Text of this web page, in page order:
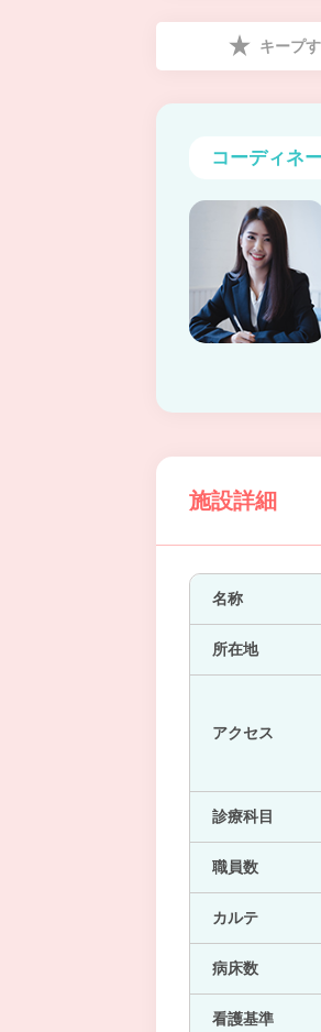
キープ
コーディネ
施設詳細
名称
所在地
アクセス
診療科目
職員数
カルテ
病床数
看護基準